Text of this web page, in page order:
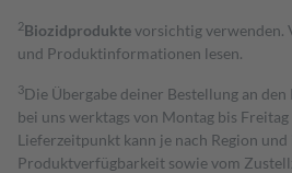
2Biozidproduktevorsichtig verwenden.
und Produktinformationen lesen.
3Die Übergabe deiner Bestellung an
bei uns werktags von Montag bis
Lieferzeitpunkt kann je nach Region
Produktverfügbarkeit sowie vom